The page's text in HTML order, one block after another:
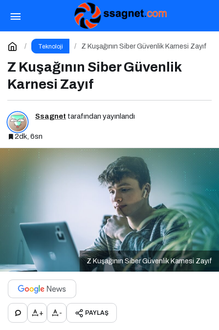
Teknoloji Z Kuşağının Siber Güvenlik Karnesi Zayıf
Z Kuşağının Siber Güvenlik
Karnesi Zayıf
Ssagnet tarafından yayınlandı
2dk, 6sn
Z Kuşağının Siber Güvenlik Karnesi Zayıf
+ - PAYLAŞ
Rusya Bağlantılı RomCom Grubu WinRAR
Açığını Hedef Aldı
Yorum Yap